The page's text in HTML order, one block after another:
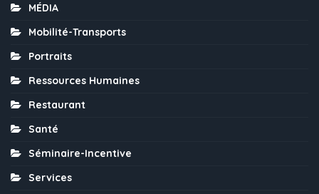
MÉDIA
Mobilité-Transports
Portraits
Ressources Humaines
Restaurant
Santé
Séminaire-Incentive
Services